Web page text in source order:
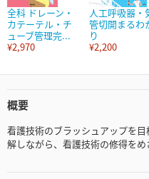
全科 ドレーン・
カテーテル・チ
ューブ管理完...
¥2,970
人工呼吸器・
管切開まるわ
り
¥2,200
概要
看護技術のブラッシュアップを
解しながら、看護技術の修得をめ